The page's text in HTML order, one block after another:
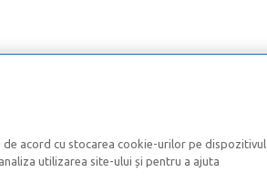
acord cu stocarea cookie-urilor pe dispozitivul
utilizarea site-ului și pentru a ajuta